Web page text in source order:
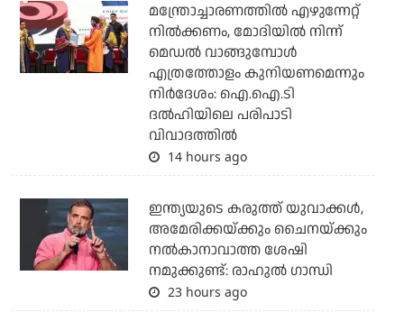
മന്ത്രോച്ചാരണത്തില്‍ എഴുന്നേറ്റ്
നില്‍ക്കണം, മോദിയില്‍ നിന്ന്
മെഡല്‍ വാങ്ങുമ്പോള്‍
എത്രത്തോളം കുനിയണമെന്നും
നിര്‍ദേശം: ഐ.ഐ.ടി
ദല്‍ഹിയിലെ പരിപാടി
വിവാദത്തില്‍
14 hours ago
ഇന്ത്യയുടെ കരുത്ത് യുവാക്കള്‍,
അമേരിക്കയ്ക്കും ചൈനയ്ക്കും
നല്‍കാനാവാത്ത ശേഷി
നമുക്കുണ്ട്: രാഹുല്‍ ഗാന്ധി
23 hours ago